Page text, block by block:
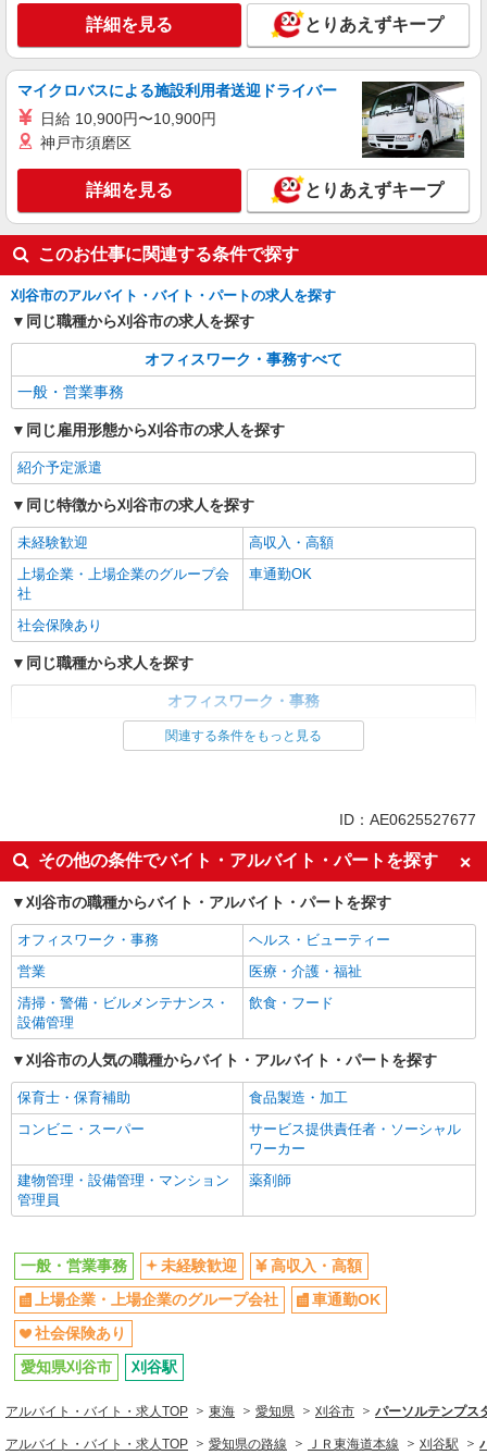
時給1530円
愛知県刈谷市／最寄駅：刈谷駅、知立駅 ◆
電車で刈谷駅→安城5分/岡崎11分/大府4分/大高15
分/高浜12分 ≪車通勤可≫ ■ご自身で月極駐車場
を契約すればお車通勤です♪詳細を見る
派遣社員
パーソルテンプスタッフ株式会社 中部コーディネートセンター二課
（刈谷）/26-0600818
未経験からチャレンジ♪大手で経験積もう◎9
月開始の事務のお仕事
時給1450円
愛知県刈谷市／最寄駅：刈谷駅、知立駅 ■安
城・高浜・岡崎などからも便利です ≪車通勤可
≫ ■無料駐車場あり
キープ 詳細を見る
派遣社員
パーソルテンプスタッフ株式会社 中部コーディネートセンター二課
（刈谷）/26-0623454
Excel好きならOK★コツコツデータ集計◎1か
ら優しく教えてもらえる環境♪
時給1450円
愛知県刈谷市／最寄駅：刈谷駅、知立駅 ◆
電車で刈谷駅→安城5分/岡崎11分/大府4分/大高15
を契約すればお車通勤可能です
詳細を見る とりあえずキープ
マイクロバスによる施設利用者送迎ドライバー
日給 10,900円〜10,900円
神戸市須磨区
詳細を見る とりあえずキープ
このお仕事に関連する条件で探す
刈谷市のアルバイト・バイト・パートの求人を探す
同じ職種から刈谷市の求人を探す
オフィスワーク・事務すべて
一般・営業事務
同じ雇用形態から刈谷市の求人を探す
紹介予定派遣
同じ特徴から刈谷市の求人を探す
未経験歓迎
高収入・高額
上場企業・上場企業のグループ会
社
車通勤OK
社会保険あり
同じ職種から求人を探す
オフィスワーク・事務
車通勤OK
社会保険あり
関連する条件をもっと見る
ID：AE0625527677
その他の条件でバイト・アルバイト・パートを探す
刈谷市の職種からバイト・アルバイト・パートを探す
オフィスワーク・事務
ヘルス・ビューティー
営業
医療・介護・福祉
清掃・警備・ビルメンテナンス・
設備管理
飲食・フード
刈谷市の人気の職種からバイト・アルバイト・パートを探す
保育士・保育補助
食品製造・加工
コンビニ・スーパー
サービス提供責任者・ソーシャル
ワーカー
建物管理・設備管理・マンション
管理員
薬剤師
一般・営業事務 未経験歓迎
高収入・高額
上場企業・上場企業のグループ会社
車通勤OK
社会保険あり
愛知県刈谷市
刈谷駅
アルバイト・バイト・求人TOP 東海 愛知県 刈谷市 パーソルテンプス
アルバイト・バイト・求人TOP 愛知県の路線 ＪＲ東海道本線 刈谷駅